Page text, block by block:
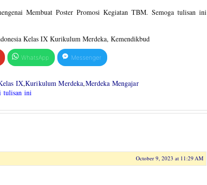
Membuat Poster Promosi Kegiatan TBM. Semoga tulisan ini
Kelas IX Kurikulum Merdeka, Kemendikbud
WhatsApp Messenger
IX,Kurikulum Merdeka,Merdeka Mengajar
tulisan ini
October 9, 2023 at 11:29 AM